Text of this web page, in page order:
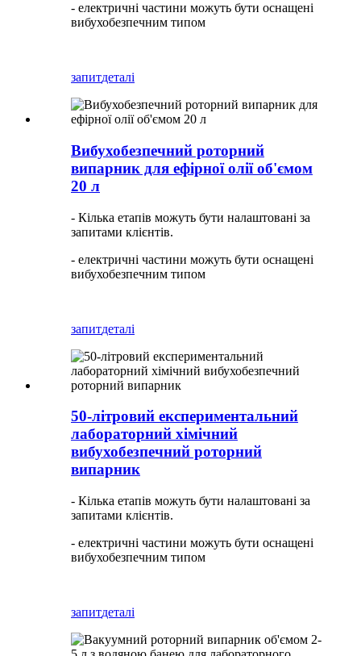
- електричні частини можуть бути оснащені
вибухобезпечним типом
запитдеталі
Вибухобезпечний роторний
випарник для ефірної олії об'ємом
20 л
- Кілька етапів можуть бути налаштовані за
запитами клієнтів.
- електричні частини можуть бути оснащені
вибухобезпечним типом
запитдеталі
50-літровий експериментальний
лабораторний хімічний
вибухобезпечний роторний
випарник
- Кілька етапів можуть бути налаштовані за
запитами клієнтів.
- електричні частини можуть бути оснащені
вибухобезпечним типом
запитдеталі